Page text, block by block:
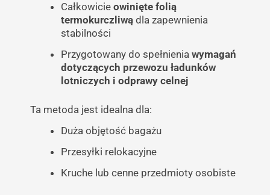
Całkowicie owinięte folią
termokurczliwą dla zapewnienia
stabilności
Przygotowany do spełnienia wymagań
dotyczących przewozu ładunków
lotniczych i odprawy celnej
Ta metoda jest idealna dla:
Duża objętość bagażu
Przesyłki relokacyjne
Kruche lub cenne przedmioty osobiste